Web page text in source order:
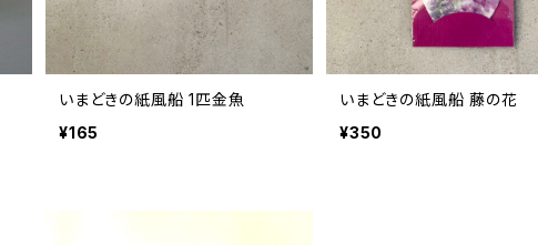
いまどきの紙風船 1匹金魚
¥165
いまどきの紙風船 藤の花
¥350